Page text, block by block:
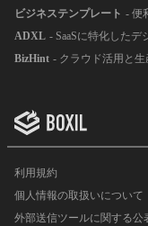
ビジネステンプレート - 便
ADXL - SaaSに特化したデ
BizHint - クラウド活用と
利用規約
個人情報の取扱いについて
外部送信ツールに関する公